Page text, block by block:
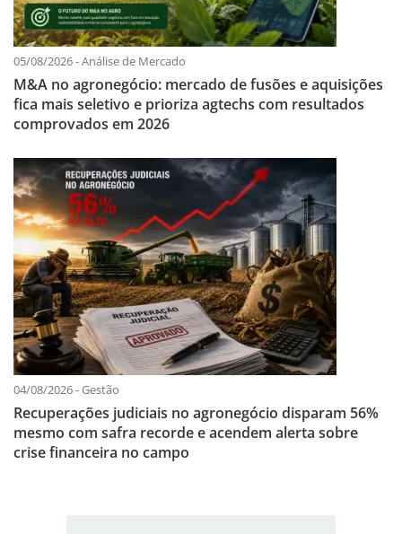
05/08/2026 - Análise de Mercado
M&A no agronegócio: mercado de fusões e aquisições
fica mais seletivo e prioriza agtechs com resultados
comprovados em 2026
04/08/2026 - Gestão
Recuperações judiciais no agronegócio disparam 56%
mesmo com safra recorde e acendem alerta sobre
crise financeira no campo